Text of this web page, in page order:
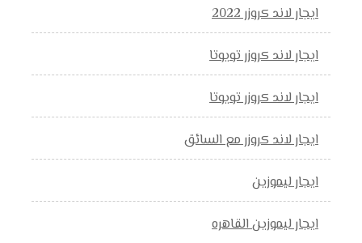
ايجار لاند كروزر 2022
ايجار لاند كروزر تويوتا
ايجار لاند كروزر تويوتا
ايجار لاند كروزر مع السائق
ايجار ليموزين
ايجار ليموزين القاهره